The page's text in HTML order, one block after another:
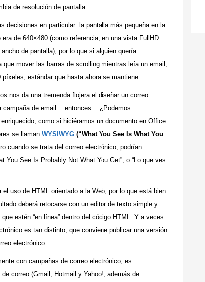
de resolución de pantalla.
decisiones en particular: la pantalla más pequeña en la
de 640×480 (como referencia, en una vista FullHD
de pantalla), por lo que si alguien quería
que mover las barras de scrolling mientras leía un email,
estándar que hasta ahora se mantiene.
nos da una tremenda flojera el diseñar un correo
campaña de email… entonces… ¿Podemos
como si hiciéramos un documento en Office
se llamanWYSIWYG (“What You See Is What You
cuando se trata del correo electrónico, podrían
You See Is Probably Not What You Get”, o “Lo que ves
uso de HTML orientado a la Web, por lo que está bien
deberá retocarse con un editor de texto simple y
estén “en línea” dentro del código HTML. Y a veces
es tan distinto, que conviene publicar una versión
electrónico.
con campañas de correo electrónico, es
correo (Gmail, Hotmail y Yahoo!, además de